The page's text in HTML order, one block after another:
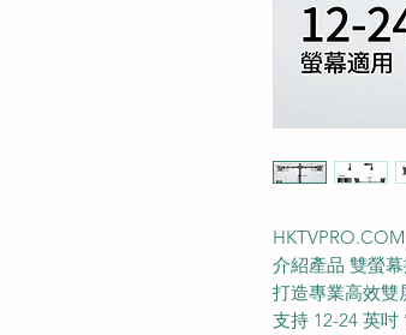
介紹產品 雙螢
打造專業高效雙
支持 12-24 英吋